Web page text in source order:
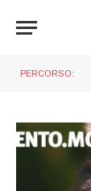
PERCORSO: